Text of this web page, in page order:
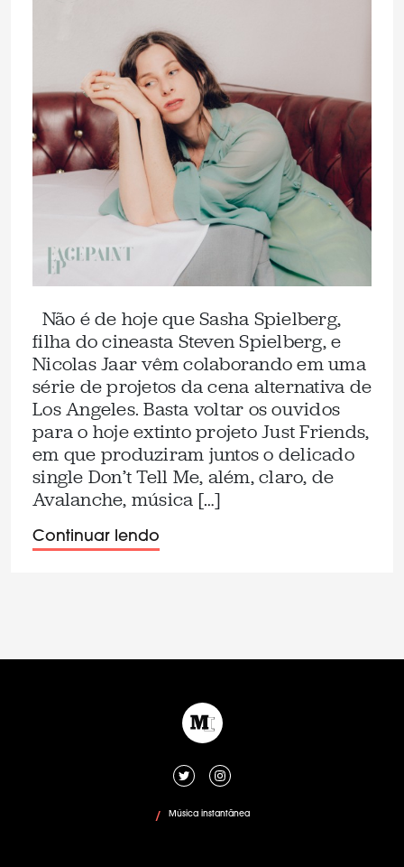
Não é de hoje que Sasha Spielberg,
filha do cineasta Steven Spielberg, e
Nicolas Jaar vêm colaborando em uma
série de projetos da cena alternativa de
Los Angeles. Basta voltar os ouvidos
para o hoje extinto projeto Just Friends,
em que produziram juntos o delicado
single Don’t Tell Me, além, claro, de
Avalanche, música […]
Continuar lendo
/ Música instantânea